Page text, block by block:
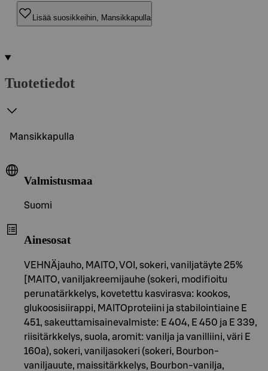
Lisää suosikkeihin, Mansikkapulla
Tuotetiedot
Mansikkapulla
Valmistusmaa
Suomi
Ainesosat
VEHNÄjauho, MAITO, VOI, sokeri, vaniljatäyte 25%
[MAITO, vaniljakreemijauhe (sokeri, modifioitu
perunatärkkelys, kovetettu kasvirasva: kookos,
glukoosisiirappi, MAITOproteiini ja stabilointiaine E
451, sakeuttamisainevalmiste: E 404, E 450 ja E 339,
riisitärkkelys, suola, aromit: vanilja ja vanilliini, väri E
160a), sokeri, vaniljasokeri (sokeri, Bourbon-
vaniljauute, maissitärkkelys, Bourbon-vanilja,